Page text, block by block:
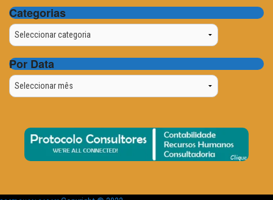
Categorias
Categorias
Por Data
Por
Data